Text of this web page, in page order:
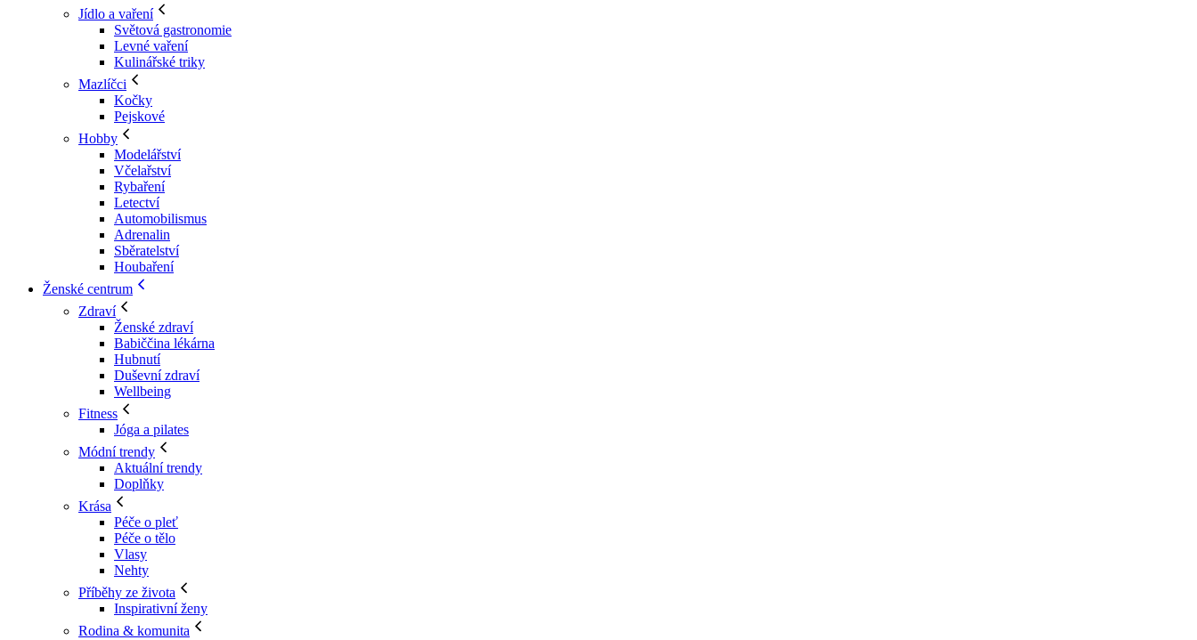
Jídlo a vaření
Světová gastronomie
Levné vaření
Kulinářské triky
Mazlíčci
Kočky
Pejskové
Hobby
Modelářství
Včelařství
Rybaření
Letectví
Automobilismus
Adrenalin
Sběratelství
Houbaření
Ženské centrum
Zdraví
Ženské zdraví
Babiččina lékárna
Hubnutí
Duševní zdraví
Wellbeing
Fitness
Jóga a pilates
Módní trendy
Aktuální trendy
Doplňky
Krása
Péče o pleť
Péče o tělo
Vlasy
Nehty
Příběhy ze života
Inspirativní ženy
Rodina & komunita